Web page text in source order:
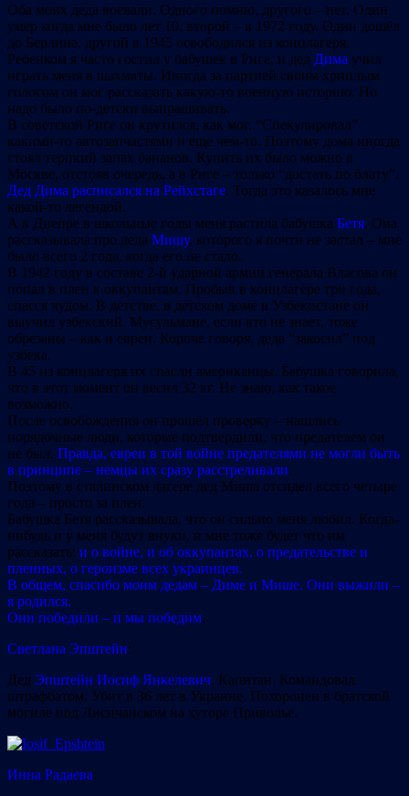
Оба моих деда воевали. Одного помню, другого – нет. Один
умер когда мне было лет 10, второй – в 1972 году. Один дошёл
до Берлина, другой в 1945 освободился из концлагеря.
Ребенком я часто гостил у бабушек в Риге, и дед Дима учил
играть меня в шахматы. Иногда за партией своим хриплым
голосом он мог рассказать какую-то военную историю. Но
надо было по-детски выпрашивать.
В советской Риге он крутился, как мог. “Спекулировал”
какими-то автозапчастями и еще чем-то. Поэтому дома иногда
стоял терпкий запах бананов. Купить их было можно в
Москве, отстояв очередь, а в Риге – только “достать по блату”.
Дед Дима расписался на Рейхстаге. Тогда это казалось мне
какой-то легендой.
А в Днепре в школьные годы меня растила бабушка Бетя. Она
рассказывала про деда Мишу, которого я почти не застал – мне
было всего 2 года, когда его не стало.
В 1942 году в составе 2-й ударной армии генерала Власова он
попал в плен к оккупантам. Пробыв в концлагере три года,
спасся чудом. В детстве, в детском доме в Узбекистане он
выучил узбекский. Мусульмане, если кто не знает, тоже
обрезаны – как и евреи. Короче говоря, деда “закосил” под
узбека.
В 45 из концлагеря их спасли американцы. Бабушка говорила,
что в этот момент он весил 32 кг. Не знаю, как такое
возможно.
После освобождения он прошёл проверку – нашлись
порядочные люди, которые подтвердили, что предателем он
не был. Правда, евреи в той войне предателями не могли быть
в принципе – немцы их сразу расстреливали.
Поэтому в сталинском лагере дед Миша отсидел всего четыре
года – просто за плен.
Бабушка Бетя рассказывала, что он сильно меня любил. Когда-
нибудь и у меня будут внуки, и мне тоже будет что им
рассказать: и о войне, и об оккупантах, о предательстве и
пленных, о героизме всех украинцев.
В общем, спасибо моим дедам – Диме и Мише. Они выжили –
я родился.
Они победили – и мы победим.
Светлана Эпштейн:
Дед Эпштейн Иосиф Янкелевич. Капитан. Командовал
штрафбатом. Убит в 36 лет в Украине. Похоронен в братской
могиле под Лисичанском на хуторе Приволье.
Инна Радаева: